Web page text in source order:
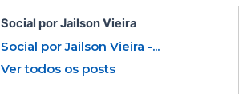
Social por Jailson Vieira
Social por Jailson Vieira -...
Ver todos os posts